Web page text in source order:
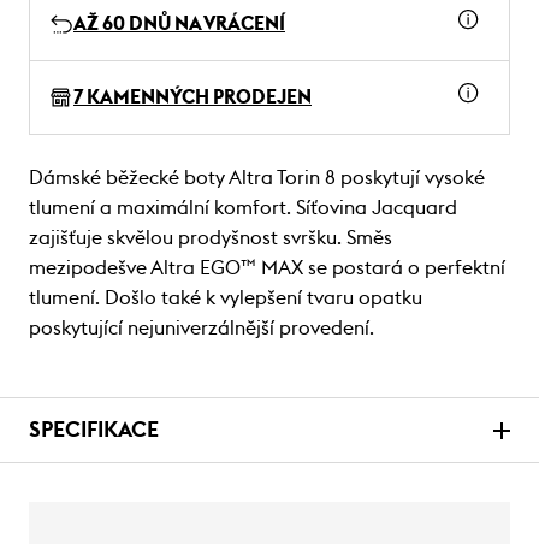
AŽ 60 DNŮ NA VRÁCENÍ
7 KAMENNÝCH PRODEJEN
Dámské běžecké boty Altra Torin 8 poskytují vysoké
tlumení a maximální komfort. Síťovina Jacquard
zajišťuje skvělou prodyšnost svršku. Směs
mezipodešve Altra EGO™ MAX se postará o perfektní
tlumení. Došlo také k vylepšení tvaru opatku
poskytující nejuniverzálnější provedení.
SPECIFIKACE